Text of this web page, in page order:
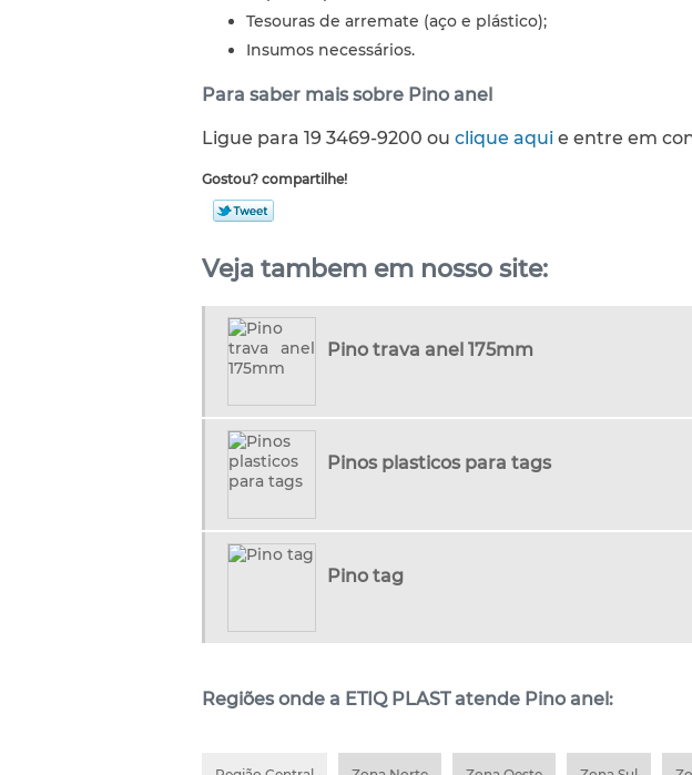
Tesouras de arremate (aço e plástico);
Insumos necessários.
Para saber mais sobre Pino anel
Ligue para 19 3469-9200 ou clique aqui e entre em
Gostou? compartilhe!
Veja tambem em nosso site:
Pino trava anel 175mm
Pinos plasticos para tags
Pino tag
Regiões onde a ETIQ PLAST atende Pino anel: